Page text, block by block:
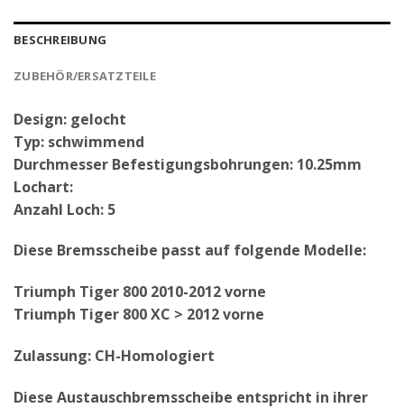
BESCHREIBUNG
ZUBEHÖR/ERSATZTEILE
Design: gelocht
Typ: schwimmend
Durchmesser Befestigungsbohrungen: 10.25mm
Lochart:
Anzahl Loch: 5
Diese Bremsscheibe passt auf folgende Modelle:
Triumph Tiger 800 2010-2012 vorne
Triumph Tiger 800 XC > 2012 vorne
Zulassung: CH-Homologiert
Diese Austauschbremsscheibe entspricht in ihrer